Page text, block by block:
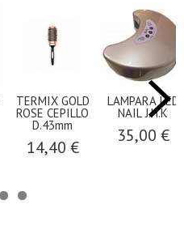
TERMIX GOLD
ROSE CEPILLO
D.43mm
14,40 €
LAMPARA LED
NAIL J.H.K
35,00 €